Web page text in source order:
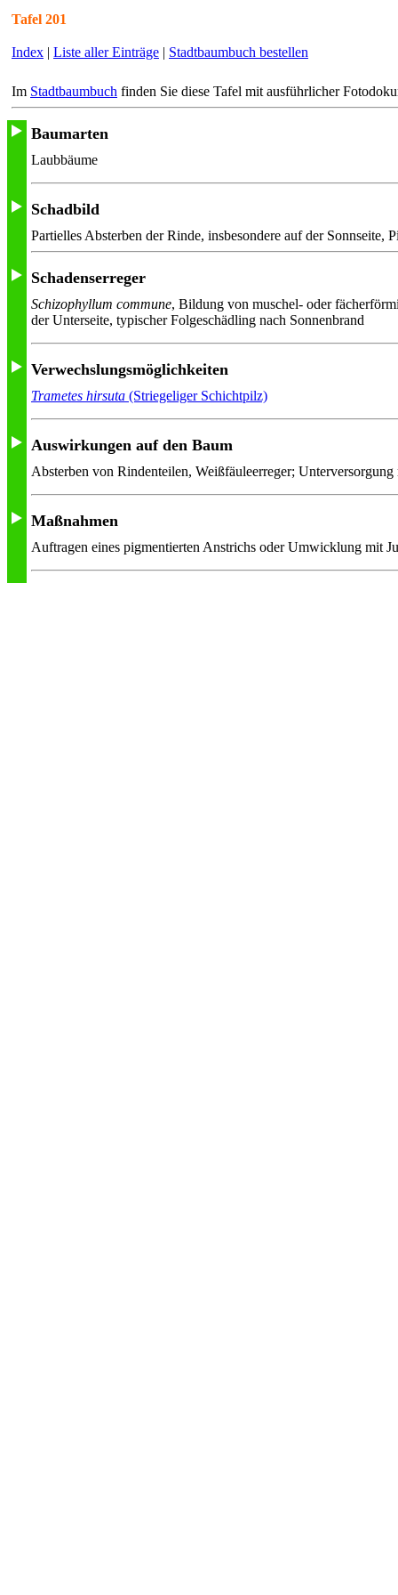
Tafel 201
Index | Liste aller Einträge | Stadtbaumbuch bestellen
Im Stadtbaumbuch finden Sie diese Tafel mit ausführlicher
Baumarten
Laubbäume
Schadbild
Partielles Absterben der Rinde, insbesondere auf der Sonnseite,
Schadenserreger
Schizophyllum commune, Bildung von muschel- oder
der Unterseite, typischer Folgeschädling nach Sonnenbrand
Verwechslungsmöglichkeiten
Trametes hirsuta (Striegeliger Schichtpilz)
Auswirkungen auf den Baum
Absterben von Rindenteilen, Weißfäuleerreger;
Maßnahmen
Auftragen eines pigmentierten Anstrichs oder Umwicklung mit